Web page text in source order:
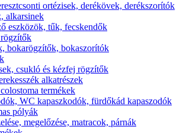
ortézisek, derékövek, derékszorítók
alkarsinek
eszközök, tűk, fecskendők
bokarögzítők, bokaszorítók
csukló és kézfej rögzítők
alkatrészek
termékek
WC kapaszkodók, fürdőkád kapaszodók
pólyák
megelőzése, matracok, párnák